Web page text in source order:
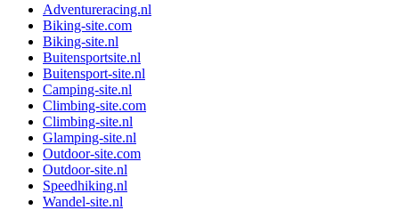
Adventureracing.nl
Biking-site.com
Biking-site.nl
Buitensportsite.nl
Buitensport-site.nl
Camping-site.nl
Climbing-site.com
Climbing-site.nl
Glamping-site.nl
Outdoor-site.com
Outdoor-site.nl
Speedhiking.nl
Wandel-site.nl